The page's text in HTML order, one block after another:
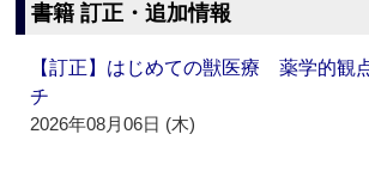
書籍 訂正・追加情報
【訂正】はじめての獣医療 薬学的観
チ
2026年08月06日 (木)